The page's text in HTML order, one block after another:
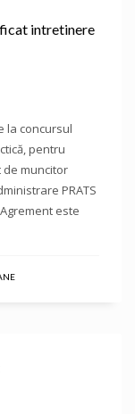
intretinere
la concursul
pentru
muncitor
PRATS
este